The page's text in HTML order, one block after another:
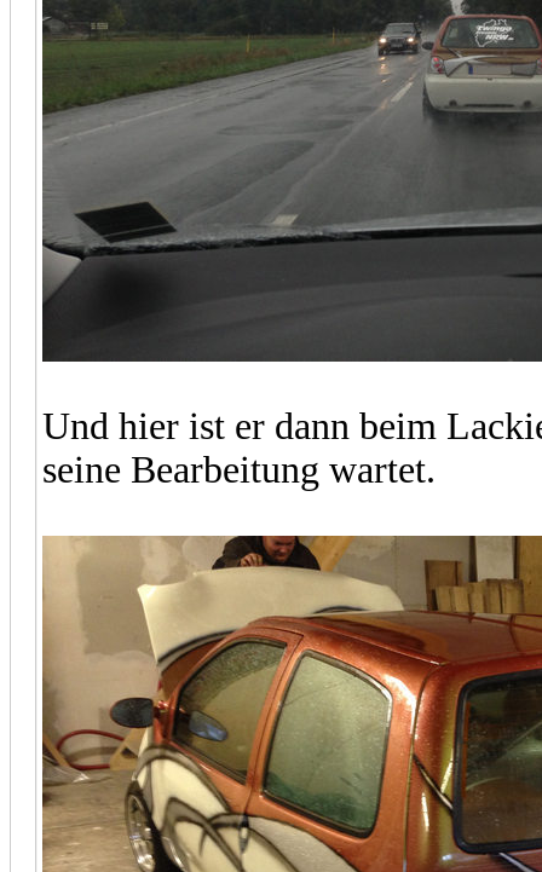
Und hier ist er dann beim
seine Bearbeitung wartet.